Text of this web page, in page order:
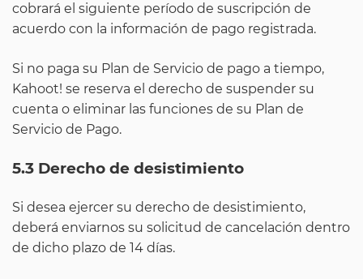
cobrará el siguiente período de suscripción de
acuerdo con la información de pago registrada.
Si no paga su Plan de Servicio de pago a tiempo,
Kahoot! se reserva el derecho de suspender su
cuenta o eliminar las funciones de su Plan de
Servicio de Pago.
5.3 Derecho de desistimiento
Si desea ejercer su derecho de desistimiento,
deberá enviarnos su solicitud de cancelación dentro
de dicho plazo de 14 días.